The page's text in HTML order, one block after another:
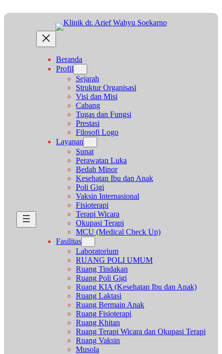
ke
Beranda
Profil
Sejarah
Struktur Organisasi
Visi dan Misi
Cabang
Tugas dan Fungsi
Prestasi
Filosofi Logo
Layanan
Sunat
Perawatan Luka
Bedah Minor
Kesehatan Ibu dan Anak
Poli Gigi
Vaksin Internasional
Fisioterapi
Terapi Wicara
Okupasi Terapi
MCU (Medical Check Up)
Fasilitas
Laboratorium
RUANG POLI UMUM
Ruang Tindakan
Ruang Poli Gigi
Ruang KIA (Kesehatan Ibu dan Anak)
Ruang Laktasi
Ruang Bermain Anak
Ruang Fisioterapi
Ruang Khitan
Ruang Terapi Wicara dan Okupasi Terapi
Ruang Vaksin
Musola